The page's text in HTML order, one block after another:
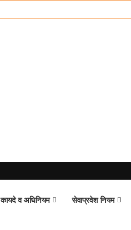
कायदे व अधिनियम सेवाप्रवेश नियम